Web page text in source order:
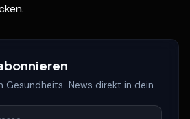
Gesundheits-News direkt in dein